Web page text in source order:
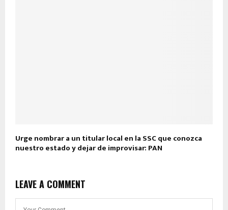
Urge nombrar a un titular local en la SSC que conozca
nuestro estado y dejar de improvisar: PAN
LEAVE A COMMENT